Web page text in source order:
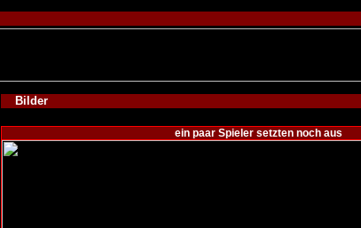
Bilder
ein paar Spieler setzten noch aus